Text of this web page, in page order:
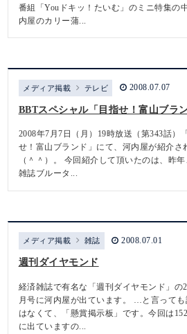
番組「Youドキッ！たいむ」のミニ特集の
内屋のカリー蒲...
メディア掲載 テレビ 2008.07.07
BBTスペシャル「目指せ！富山ブラン
2008年7月7日（月）19時放送（第343話）
せ！富山ブランド」にて、河内屋が紹介さ
（＾＾）。 今回紹介して頂いたのは、昨
雑誌ブルータ...
メディア掲載 雑誌 2008.07.01
週刊ダイヤモンド
経済雑誌で有名な「週刊ダイヤモンド」の
月号に河内屋が出ています。 …と言っても
はなくて、「懸賞掲示板」です。今回は
に出ていますの...